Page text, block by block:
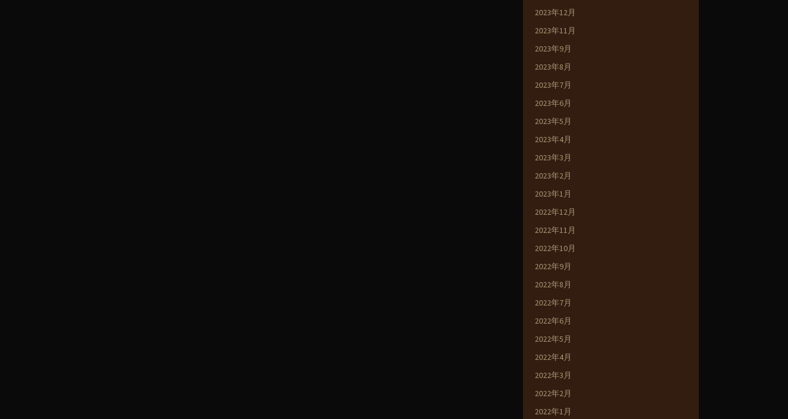
2023年12月
2023年11月
2023年9月
2023年8月
2023年7月
2023年6月
2023年5月
2023年4月
2023年3月
2023年2月
2023年1月
2022年12月
2022年11月
2022年10月
2022年9月
2022年8月
2022年7月
2022年6月
2022年5月
2022年4月
2022年3月
2022年2月
2022年1月